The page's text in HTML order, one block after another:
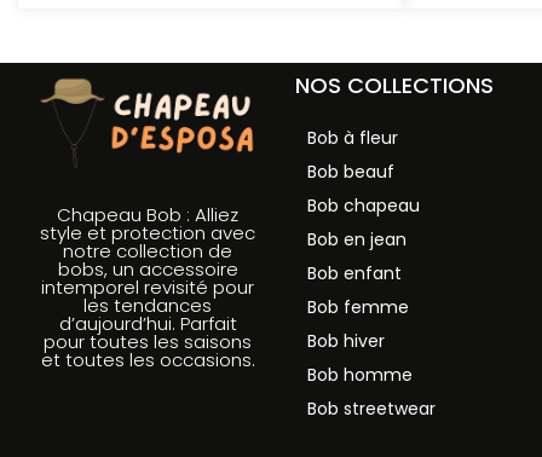
Chapeau Bob : Alliez
style et protection avec
notre collection de
bobs, un accessoire
intemporel revisité pour
les tendances
d’aujourd’hui. Parfait
pour toutes les saisons
et toutes les occasions.
NOS COLLECTIONS
Bob à fleur
Bob beauf
Bob chapeau
Bob en jean
Bob enfant
Bob femme
Bob hiver
Bob homme
Bob streetwear